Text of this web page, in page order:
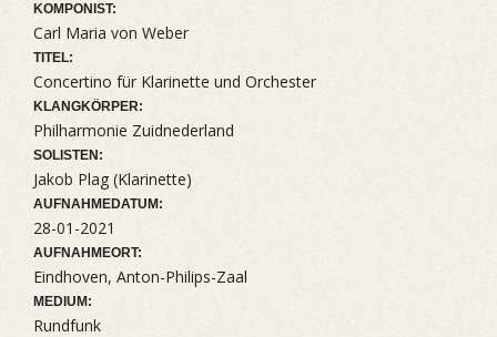
KOMPONIST:
Carl Maria von Weber
TITEL:
Concertino für Klarinette und Orchester
KLANGKÖRPER:
Philharmonie Zuidnederland
SOLISTEN:
Jakob Plag (Klarinette)
AUFNAHMEDATUM:
28-01-2021
AUFNAHMEORT:
Eindhoven, Anton-Philips-Zaal
MEDIUM:
Rundfunk